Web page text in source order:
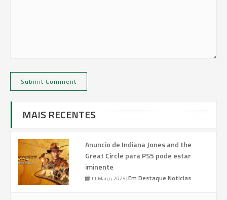
MAIS RECENTES
Anuncio de Indiana Jones and the
Great Circle para PS5 pode estar
iminente
11 Março, 2025|Em Destaque Noticias